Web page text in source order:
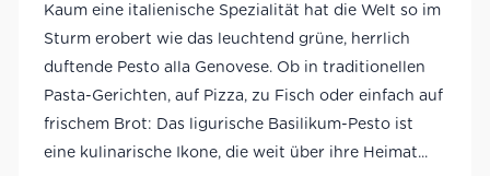
Kaum eine italienische Spezialität hat die Welt so im
Sturm erobert wie das leuchtend grüne, herrlich
duftende Pesto alla Genovese. Ob in traditionellen
Pasta-Gerichten, auf Pizza, zu Fisch oder einfach auf
frischem Brot: Das ligurische Basilikum-Pesto ist
eine kulinarische Ikone, die weit über ihre Heimat...